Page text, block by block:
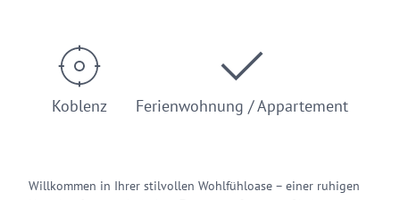
Koblenz Ferienwohnung / Appartement
Willkommen in Ihrer stilvollen Wohlfühloase – einer ruhigen